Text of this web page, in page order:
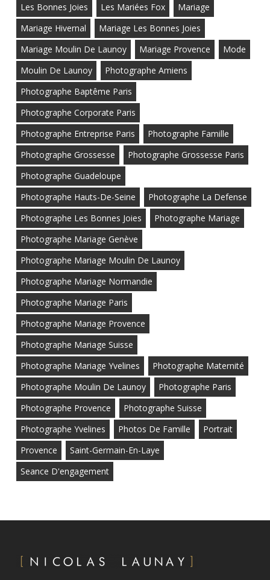
Les Bonnes Joies
Les Mariées Fox
Mariage
Mariage Hivernal
Mariage Les Bonnes Joies
Mariage Moulin De Launoy
Mariage Provence
Mode
Moulin De Launoy
Photographe Amiens
Photographe Baptême Paris
Photographe Corporate Paris
Photographe Entreprise Paris
Photographe Famille
Photographe Grossesse
Photographe Grossesse Paris
Photographe Guadeloupe
Photographe Hauts-De-Seine
Photographe La Defense
Photographe Les Bonnes Joies
Photographe Mariage
Photographe Mariage Genève
Photographe Mariage Moulin De Launoy
Photographe Mariage Normandie
Photographe Mariage Paris
Photographe Mariage Provence
Photographe Mariage Suisse
Photographe Mariage Yvelines
Photographe Maternité
Photographe Moulin De Launoy
Photographe Paris
Photographe Provence
Photographe Suisse
Photographe Yvelines
Photos De Famille
Portrait
Provence
Saint-Germain-En-Laye
Seance D'engagement